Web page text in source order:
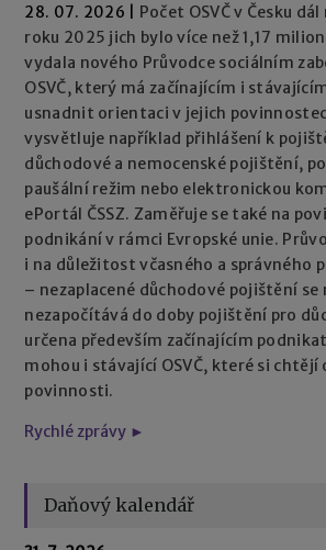
28. 07. 2026
Počet OSVČ v Česku
roku 2025 jich bylo více než 1,17
vydala nového Průvodce sociálním
OSVČ, který má začínajícím i
usnadnit orientaci v jejich
vysvětluje například přihlášení k
důchodové a nemocenské pojištění,
paušální režim nebo elektronickou
ePortál ČSSZ. Zaměřuje se také na
podnikání v rámci Evropské unie.
i na důležitost včasného a správného
– nezaplacené důchodové pojištění se
nezapočítává do doby pojištění pro
určena především začínajícím
mohou i stávající OSVČ, které si chtějí
povinnosti.
Rychlé zprávy ►
Daňový kalendář